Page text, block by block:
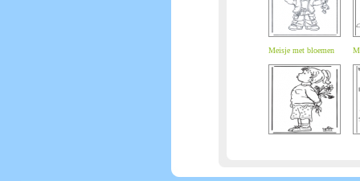
Meisje met bloemen